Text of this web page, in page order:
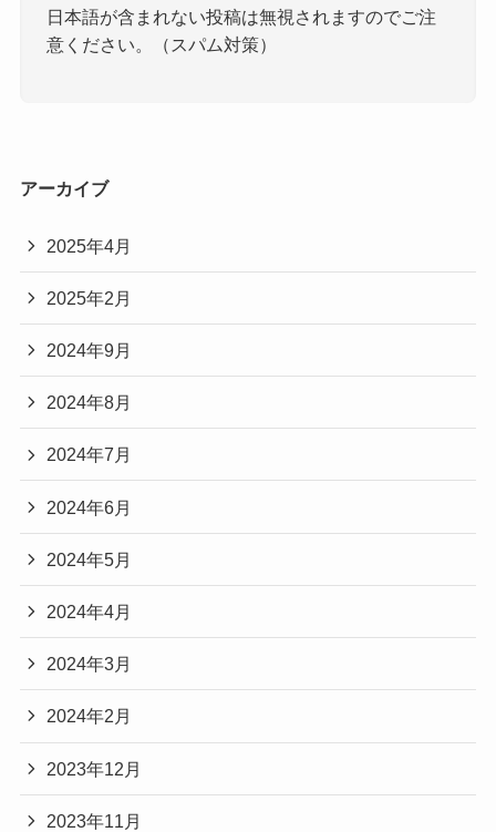
日本語が含まれない投稿は無視されますのでご注
意ください。（スパム対策）
アーカイブ
2025年4月
2025年2月
2024年9月
2024年8月
2024年7月
2024年6月
2024年5月
2024年4月
2024年3月
2024年2月
2023年12月
2023年11月